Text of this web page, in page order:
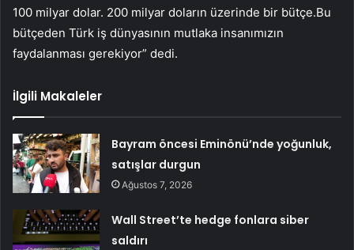
100 milyar dolar. 200 milyar doların üzerinde bir bütçe.Bu
bütçeden Türk iş dünyasının mutlaka insanımızın
faydalanması gerekiyor” dedi.
İlgili Makaleler
Bayram öncesi Eminönü’nde yoğunluk,
satışlar durgun
Ağustos 7, 2026
Wall Street’te hedge fonlara siber
saldırı